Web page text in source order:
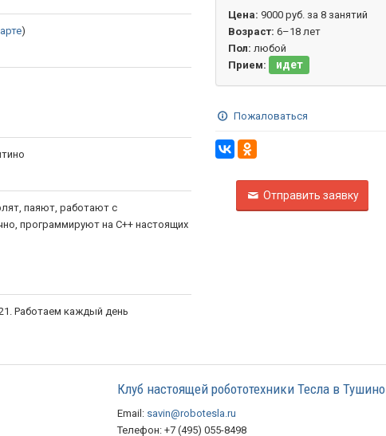
)
паяют, работают с
программируют на С++ настоящих
Работаем каждый день
Цена: 9000 руб. за 8 занятий
Возраст: 6–18 лет
Пол: любой
Прием:
идет
Пожаловаться
Отправить заявку
Клуб настоящей робототехники Тесла в Тушино
Email: savin@robotesla.ru
Телефон: +7 (495) 055-8498